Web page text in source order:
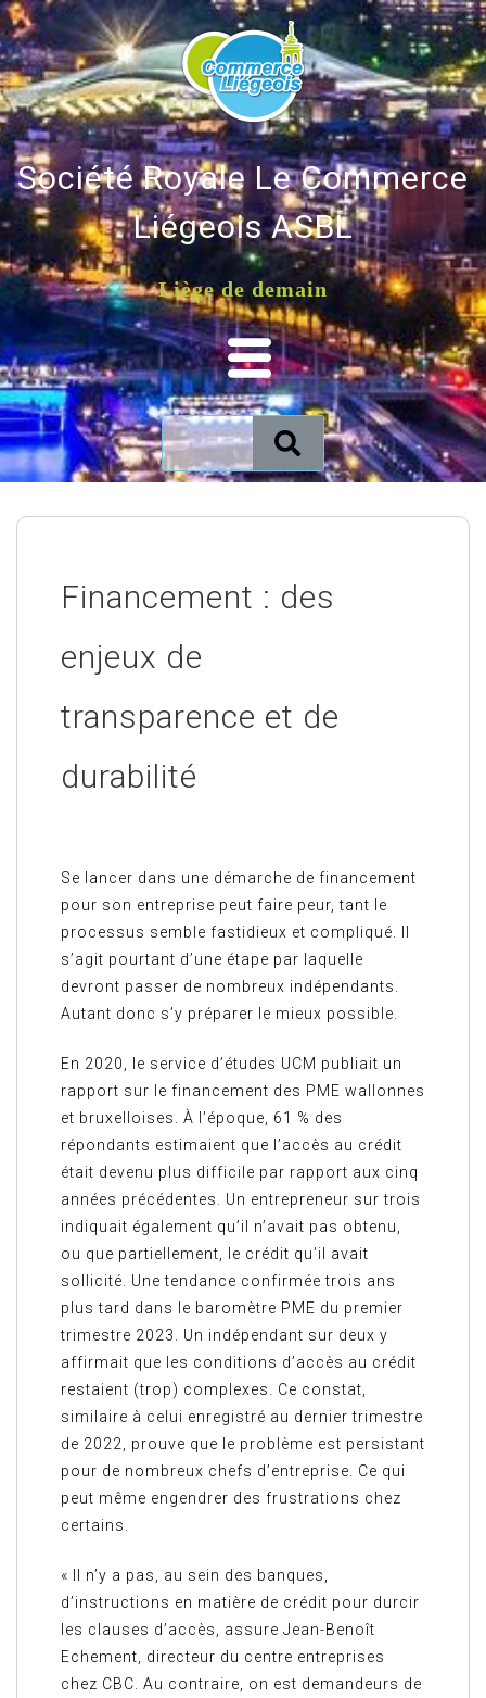
Société Royale Le Commerce
Liégeois ASBL
Liège de demain
Financement : des
enjeux de
transparence et de
durabilité
Se lancer dans une démarche de financement
pour son entreprise peut faire peur, tant le
processus semble fastidieux et compliqué. Il
s’agit pourtant d’une étape par laquelle
devront passer de nombreux indépendants.
Autant donc s’y préparer le mieux possible.
En 2020, le service d’études UCM publiait un
rapport sur le financement des PME wallonnes
et bruxelloises. À l’époque, 61 % des
répondants estimaient que l’accès au crédit
était devenu plus difficile par rapport aux cinq
années précédentes. Un entrepreneur sur trois
indiquait également qu’il n’avait pas obtenu,
ou que partiellement, le crédit qu’il avait
sollicité. Une tendance confirmée trois ans
plus tard dans le baromètre PME du premier
trimestre 2023. Un indépendant sur deux y
affirmait que les conditions d’accès au crédit
restaient (trop) complexes. Ce constat,
similaire à celui enregistré au dernier trimestre
de 2022, prouve que le problème est persistant
pour de nombreux chefs d’entreprise. Ce qui
peut même engendrer des frustrations chez
certains.
« Il n’y a pas, au sein des banques,
d’instructions en matière de crédit pour durcir
les clauses d’accès, assure Jean-Benoît
Echement, directeur du centre entreprises
chez CBC. Au contraire, on est demandeurs de